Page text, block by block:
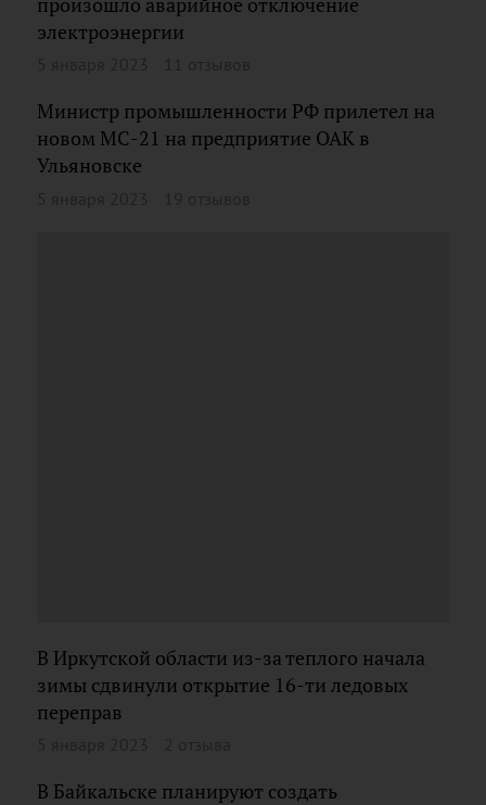
электроэнергии
Министр промышленности РФ прилетел на
новом МС-21 на предприятие ОАК в
Ульяновске
В Иркутской области из-за теплого начала
зимы сдвинули открытие 16-ти ледовых
переправ
В Байкальске планируют создать